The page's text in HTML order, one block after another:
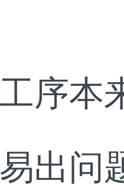
序本
出